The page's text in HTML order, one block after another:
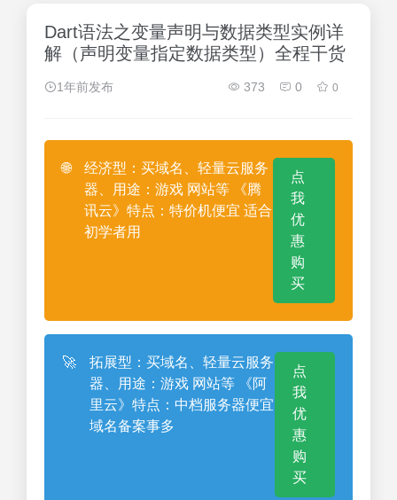
Dart语法之变量声明与数据类型实例详
解（声明变量指定数据类型）全程干货
1年前发布 373 0 0
🌐
经济型：买域名、轻量云服务
器、用途：游戏 网站等 《腾
讯云》特点：特价机便宜 适合
初学者用
点
我
优
惠
购
买
🚀
拓展型：买域名、轻量云服务
器、用途：游戏 网站等 《阿
里云》特点：中档服务器便宜
域名备案事多
点
我
优
惠
购
买